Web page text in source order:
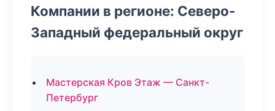
Компании в регионе: Северо-
Западный федеральный округ
Мастерская Кров Этаж — Санкт-
Петербург